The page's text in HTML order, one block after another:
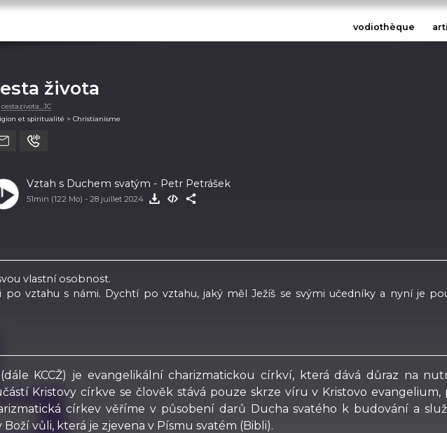
vodiothèque
života
cestazivota_JC
et spiritualité > Christianisme
Vztah s Duchem svatým - Petr Petrášek
51min (122 Mo) - 28 juillet 2024
vlastní osobnost.
po vztahu s námi. Dychtí po vztahu, jaký měl Ježíš se svými učedníky a nyní je
KCCŽ) je evangelikální charizmatickou církví, která dává důraz na
Kristovy církve se člověk stává pouze skrze víru v Kristovo
církev věříme v působení darů Ducha svatého k budování a
vůli, která je zjevena v Písmu svatém (Bibli).